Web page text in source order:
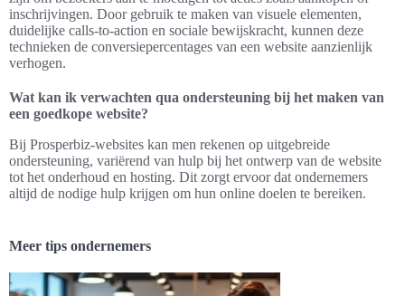
Prosperbiz-websites bieden een unieke all-in-one aanpak die
speciaal is afgestemd op de behoeften van ondernemers. Met een
combinatie van professioneel ontwerp, betrouwbare hosting en
uitstekende ondersteuning zorgen ze ervoor dat klanten een sterke
digitale aanwezigheid kunnen opbouwen.
Wat zijn verleidingstechnieken en hoe kunnen ze de effectiviteit
van mijn website verbeteren?
Verleidingstechnieken zijn strategische methoden die ontworpen
zijn om bezoekers aan te moedigen tot acties zoals aankopen of
inschrijvingen. Door gebruik te maken van visuele elementen,
duidelijke calls-to-action en sociale bewijskracht, kunnen deze
verhogen.
Wat kan ik verwachten qua ondersteuning bij het maken van
een goedkope website?